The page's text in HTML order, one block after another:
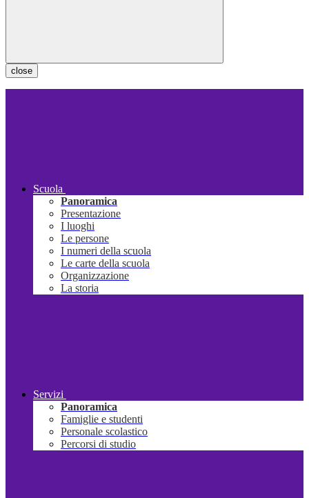
close
Scuola
Panoramica
Presentazione
I luoghi
Le persone
I numeri della scuola
Le carte della scuola
Organizzazione
La storia
Servizi
Panoramica
Famiglie e studenti
Personale scolastico
Percorsi di studio